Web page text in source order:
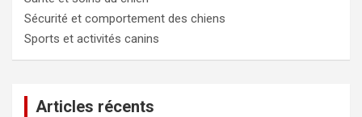
Sécurité et comportement des chiens
Sports et activités canins
Articles récents